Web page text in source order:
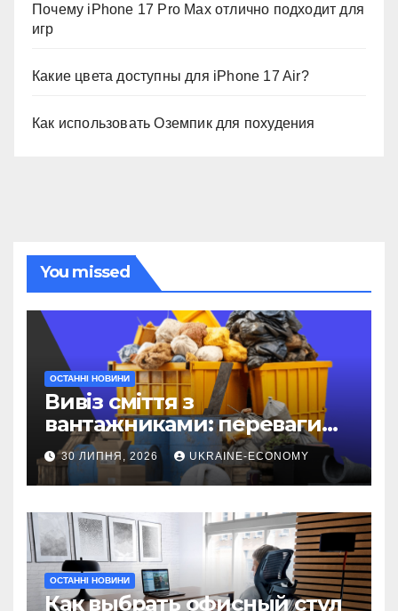
Почему iPhone 17 Pro Max отлично подходит для
игр
Какие цвета доступны для iPhone 17 Air?
Как использовать Оземпик для похудения
You missed
ОСТАННІ НОВИНИ
Вивіз сміття з
вантажниками: переваги
послуги
30 ЛИПНЯ, 2026 UKRAINE-ECONOMY
ОСТАННІ НОВИНИ
Как выбрать офисный стул